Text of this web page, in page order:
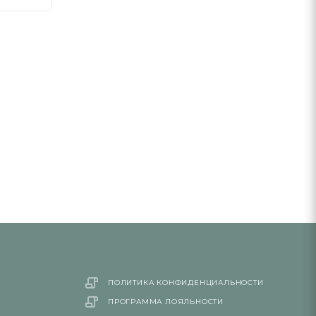
ПОЛИТИКА КОНФИДЕНЦИАЛЬНОСТИ
ПРОГРАММА ЛОЯЛЬНОСТИ